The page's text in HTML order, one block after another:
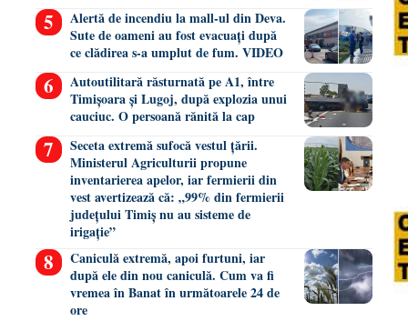
Alertă de incendiu la mall-ul din Deva.
Sute de oameni au fost evacuați după
ce clădirea s-a umplut de fum. VIDEO
Autoutilitară răsturnată pe A1, între
Timișoara și Lugoj, după explozia unui
cauciuc. O persoană rănită la cap
Seceta extremă sufocă vestul țării.
Ministerul Agriculturii propune
inventarierea apelor, iar fermierii din
vest avertizează că: „99% din fermierii
județului Timiș nu au sisteme de
irigație”
Caniculă extremă, apoi furtuni, iar
după ele din nou caniculă. Cum va fi
vremea în Banat în următoarele 24 de
ore